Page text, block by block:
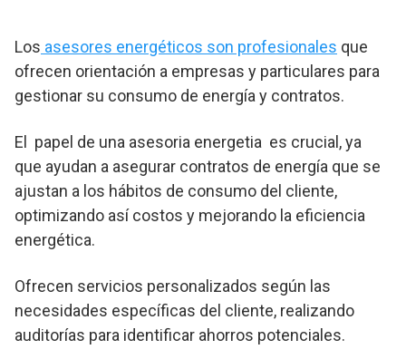
Los asesores energéticos son profesionales que
ofrecen orientación a empresas y particulares para
gestionar su consumo de energía y contratos.
El papel de una asesoria energetia es crucial, ya
que ayudan a asegurar contratos de energía que se
ajustan a los hábitos de consumo del cliente,
optimizando así costos y mejorando la eficiencia
energética.
Ofrecen servicios personalizados según las
necesidades específicas del cliente, realizando
auditorías para identificar ahorros potenciales.